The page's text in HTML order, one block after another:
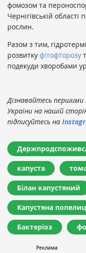
фомозом та
Чернігівській
рослин.
Разом з тим,
розвитку фітофторозу
подекуди хворобами
Дізнавайтесь першими
України на нашій
підписуйтесь на
капуста
Білан капустяний
Капустяна
Бактеріоз